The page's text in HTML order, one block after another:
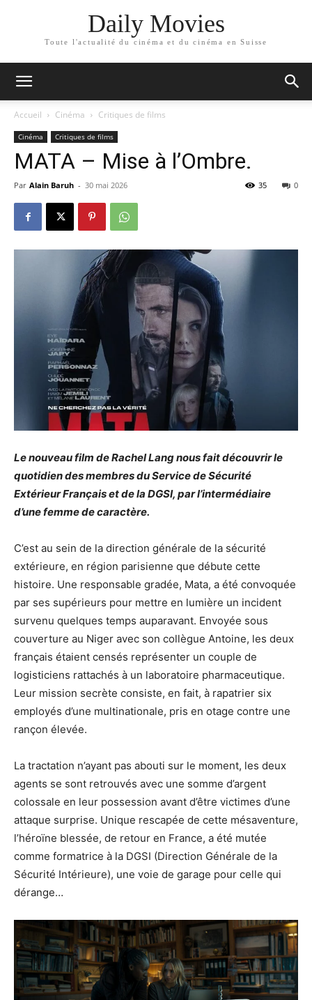
Daily Movies
Toute l'actualité du cinéma et du cinéma en Suisse
Accueil Cinéma Critiques de films
Cinéma Critiques de films
MATA – Mise à l’Ombre.
Par Alain Baruh - 30 mai 2026 0
35
Le nouveau film de Rachel Lang nous fait découvrir le
quotidien des membres du Service de Sécurité
Extérieur Français et de la DGSI, par l’intermédiaire
d’une femme de caractère.
C’est au sein de la direction générale de la sécurité
extérieure, en région parisienne que débute cette
histoire. Une responsable gradée, Mata, a été convoquée
par ses supérieurs pour mettre en lumière un incident
survenu quelques temps auparavant. Envoyée sous
couverture au Niger avec son collègue Antoine, les deux
français étaient censés représenter un couple de
logisticiens rattachés à un laboratoire pharmaceutique.
Leur mission secrète consiste, en fait, à rapatrier six
employés d’une multinationale, pris en otage contre une
rançon élevée.
La tractation n’ayant pas abouti sur le moment, les deux
agents se sont retrouvés avec une somme d’argent
colossale en leur possession avant d’être victimes d’une
attaque surprise. Unique rescapée de cette mésaventure,
l’héroïne blessée, de retour en France, a été mutée
comme formatrice à la DGSI (Direction Générale de la
Sécurité Intérieure), une voie de garage pour celle qui
dérange…